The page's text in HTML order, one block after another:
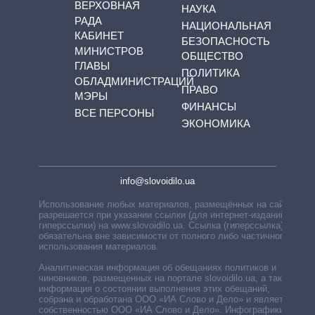
ВЕРХОВНАЯ
РАДА
КАБИНЕТ
МИНИСТРОВ
ГЛАВЫ
ОБЛАДМИНИСТРАЦИЙ
МЭРЫ
ВСЕ ПЕРСОНЫ
НАУКА
НАЦИОНАЛЬНАЯ
БЕЗОПАСНОСТЬ
ОБЩЕСТВО
ПОЛИТИКА
ПРАВО
ФИНАНСЫ
ЭКОНОМИКА
info@slovoidilo.ua
Использование любых материалов, размещённых на сайте,
разрешается при указании ссылки (для интернет-изданий —
гиперссылки) на www.slovoidilo.ua. Ссылка (гиперссылка)
обязательна вне зависимости от полного либо частичного
использования материалов.
Аналитическая информация об обещаниях политиков и
чиновников, размещенных на портале slovoidilo.ua, а также
информация о состоянии выполнения этих обещаний,
собрана и обработана ООО «ИА Слово и Дело» и является
собственностью ООО «ИА Слово и Дело». Инфографики,